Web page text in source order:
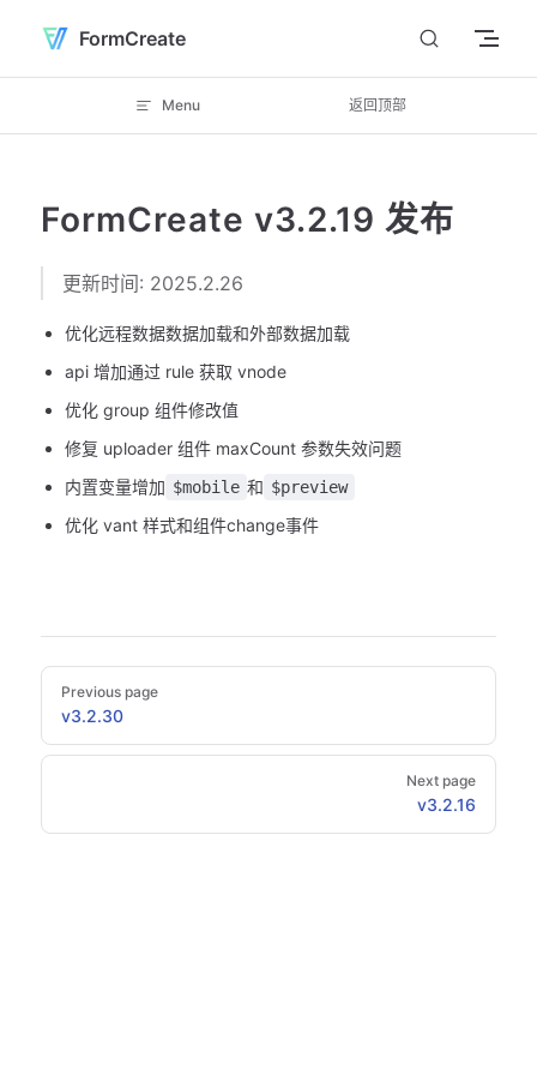
Skip to content
FormCreate
Menu 返回顶部
FormCreate v3.2.19 发布
更新时间: 2025.2.26
优化远程数据数据加载和外部数据加载
api 增加通过 rule 获取 vnode
优化 group 组件修改值
修复 uploader 组件 maxCount 参数失效问题
内置变量增加 $mobile 和 $preview
优化 vant 样式和组件change事件
Previous page
v3.2.30
Next page
v3.2.16